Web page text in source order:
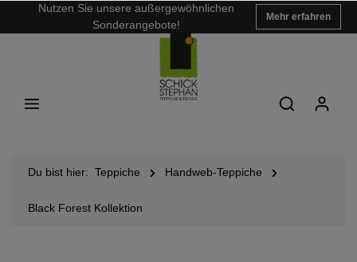
Nutzen Sie unsere außergewöhnlichen
Sonderangebote!
Mehr erfahren
Du bist hier: Teppiche Handweb-Teppiche
Black Forest Kollektion